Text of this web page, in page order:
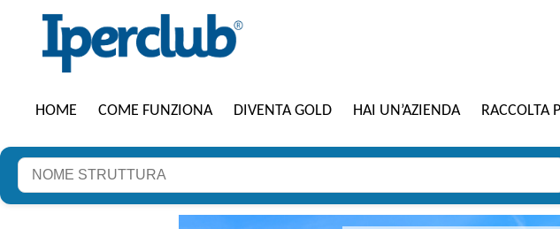
HOME COME FUNZIONA DIVENTA GOLD HAI UN’AZIENDA RACCOLTA